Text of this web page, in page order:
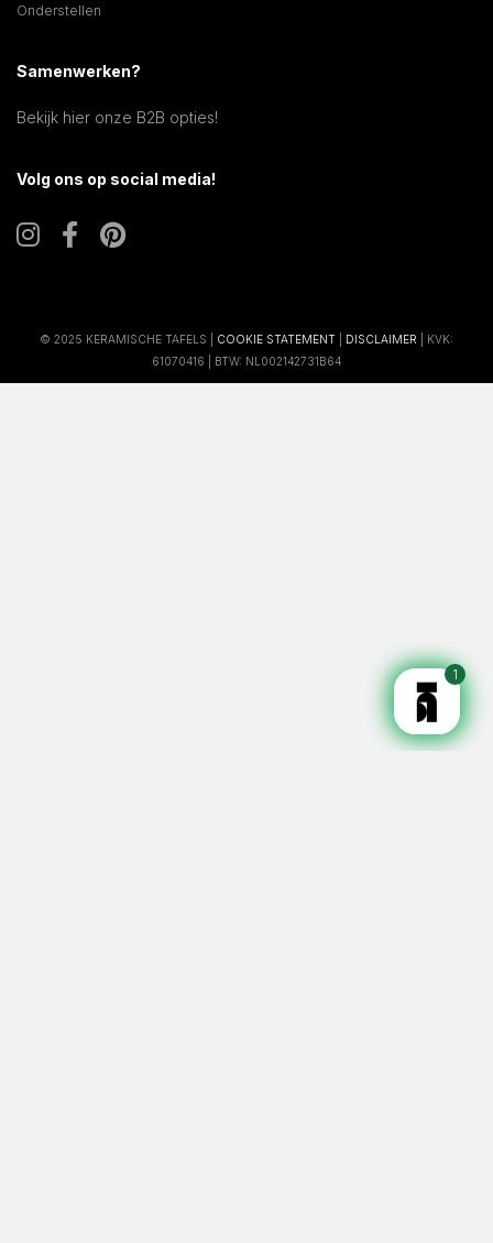
Onderstellen
Samenwerken?
Bekijk hier onze B2B opties!
Volg ons op social media!
© 2025 KERAMISCHE TAFELS | COOKIE STATEMENT DISCLAIMER | KVK:
61070416 | BTW: NL002142731B64
1